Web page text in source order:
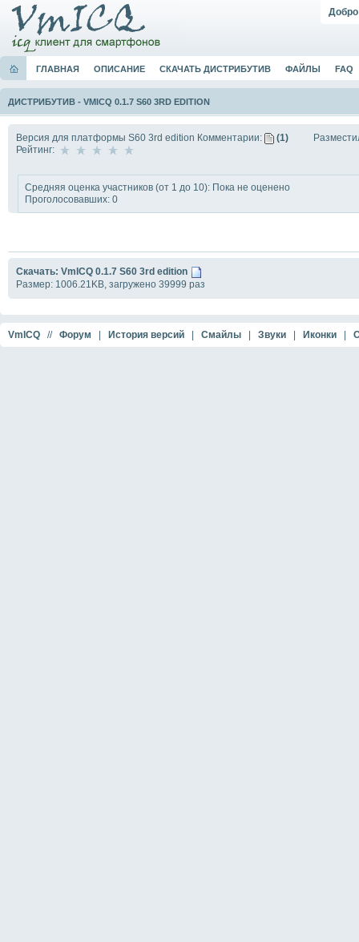
ГЛАВНАЯ ОПИСАНИЕ СКАЧАТЬ ДИСТРИБУТИВ ФАЙЛЫ FAQ
ДИСТРИБУТИВ - VMICQ 0.1.7 S60 3RD EDITION
Версия для платформы S60 3rd edition Комментарии:
(1)
Рейтинг:
Средняя оценка участников (от 1 до 10): Пока не оценено
Проголосовавших: 0
Скачать: VmICQ 0.1.7 S60 3rd edition
Размер: 1006.21KB, загружено 39999 раз
VmICQ // Форум История версий Смайлы Звуки Иконки